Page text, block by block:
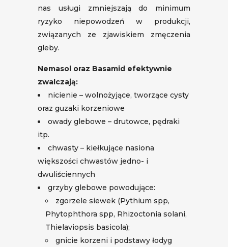
nas usługi zmniejszają do minimum
ryzyko niepowodzeń w produkcji,
związanych ze zjawiskiem zmęczenia
gleby.
Nemasol oraz Basamid efektywnie
zwalczają:
nicienie – wolnożyjące, tworzące cysty
oraz guzaki korzeniowe
owady glebowe – drutowce, pędraki
itp.
chwasty – kiełkujące nasiona
większości chwastów jedno- i
dwuliściennych
grzyby glebowe powodujące:
zgorzele siewek (Pythium spp,
Phytophthora spp, Rhizoctonia solani,
Thielaviopsis basicola);
gnicie korzeni i podstawy łodyg